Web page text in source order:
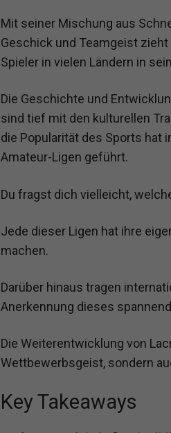
Mit seiner Mischung aus
Geschick und Teamgeist
Spieler in vielen Ländern in
Die Geschichte und
sind tief mit den kulturellen
die Popularität des Sports hat
Amateur-Ligen geführt.
Du fragst dich vielleicht,
Jede dieser Ligen hat ihre
machen.
Darüber hinaus tragen
Anerkennung dieses
Die Weiterentwicklung von
Wettbewerbsgeist, sondern
Key Takeaways